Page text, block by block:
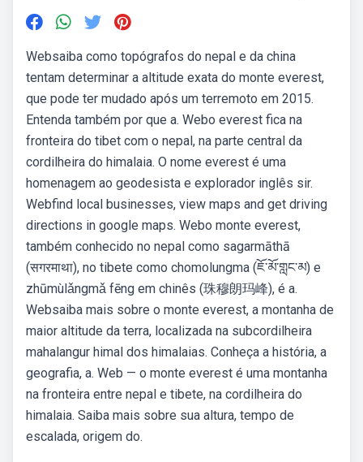
Websaiba como topógrafos do nepal e da china
tentam determinar a altitude exata do monte everest,
que pode ter mudado após um terremoto em 2015.
Entenda também por que a. Webo everest fica na
fronteira do tibet com o nepal, na parte central da
cordilheira do himalaia. O nome everest é uma
homenagem ao geodesista e explorador inglês sir.
Webfind local businesses, view maps and get driving
directions in google maps. Webo monte everest,
também conhecido no nepal como sagarmāthā
(सगरमाथा), no tibete como chomolungma (ཇོ་མོ་གླང་མ) e
zhūmùlǎngmǎ fēng em chinês (珠穆朗玛峰), é a.
Websaiba mais sobre o monte everest, a montanha de
maior altitude da terra, localizada na subcordilheira
mahalangur himal dos himalaias. Conheça a história, a
geografia, a. Web — o monte everest é uma montanha
na fronteira entre nepal e tibete, na cordilheira do
himalaia. Saiba mais sobre sua altura, tempo de
escalada, origem do.